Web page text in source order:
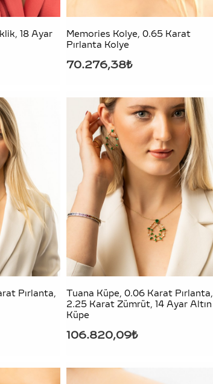
18 Ayar
Memories Kolye, 0.65 Karat
Pırlanta Kolye
70.276,38₺
Pırlanta,
Tuana Küpe, 0.06 Karat Pırlanta,
2.25 Karat Zümrüt, 14 Ayar Altın
Küpe
106.820,09₺